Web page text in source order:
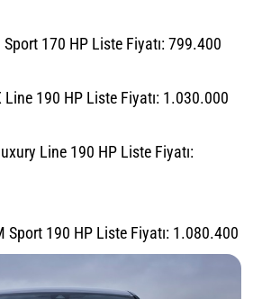
170 HP Liste Fiyatı: 799.400
Line 190 HP Liste Fiyatı: 1.030.000
Line 190 HP Liste Fiyatı:
Sport 190 HP Liste Fiyatı: 1.080.400